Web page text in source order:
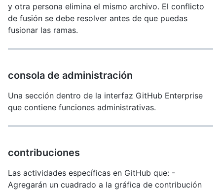
y otra persona elimina el mismo archivo. El conflicto
de fusión se debe resolver antes de que puedas
fusionar las ramas.
consola de administración
Una sección dentro de la interfaz GitHub Enterprise
que contiene funciones administrativas.
contribuciones
Las actividades específicas en GitHub que: -
Agregarán un cuadrado a la gráfica de contribución